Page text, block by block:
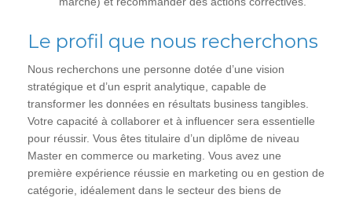
Le profil que nous recherchons
Nous recherchons une personne dotée d’une vision
stratégique et d’un esprit analytique, capable de
transformer les données en résultats business tangibles.
Votre capacité à collaborer et à influencer sera essentielle
pour réussir. Vous êtes titulaire d’un diplôme de niveau
Master en commerce ou marketing. Vous avez une
première expérience réussie en marketing ou en gestion de
catégorie, idéalement dans le secteur des biens de